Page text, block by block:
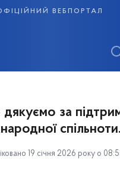
вебпортал
за
спільноти.
19 січня 2026 року о